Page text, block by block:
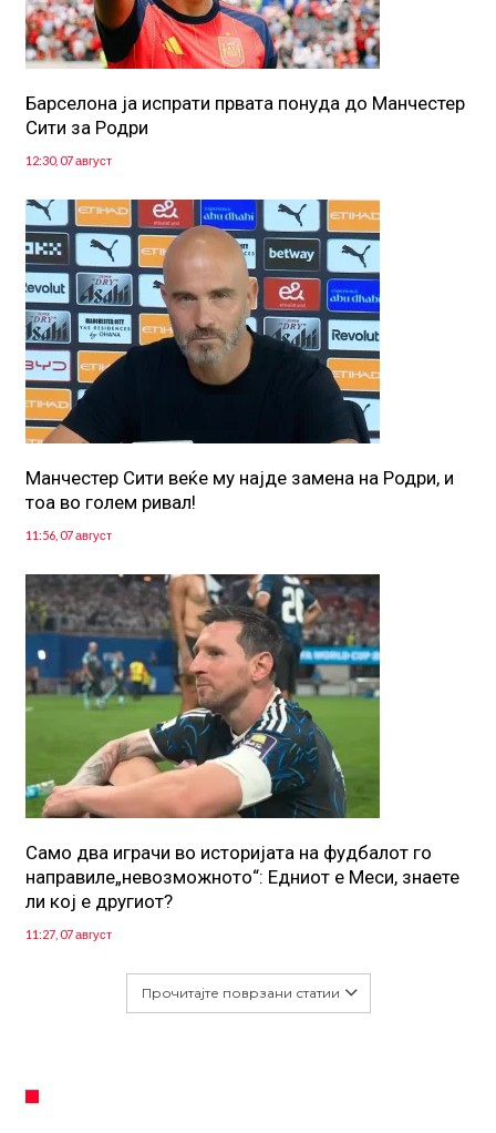
Барселона ја испрати првата понуда до Манчестер
Сити за Родри
12:30, 07 август
Манчестер Сити веќе му најде замена на Родри, и
тоа во голем ривал!
11:56, 07 август
Само два играчи во историјата на фудбалот го
направиле„невозможното“: Едниот е Меси, знаете
ли кој е другиот?
11:27, 07 август
Прочитајте поврзани статии